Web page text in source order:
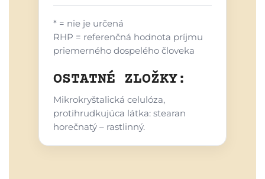
* = nie je určená
RHP = referenčná hodnota príjmu
priemerného dospelého človeka
OSTATNÉ ZLOŽKY:
Mikrokryštalická celulóza,
protihrudkujúca látka: stearan
horečnatý – rastlinný.